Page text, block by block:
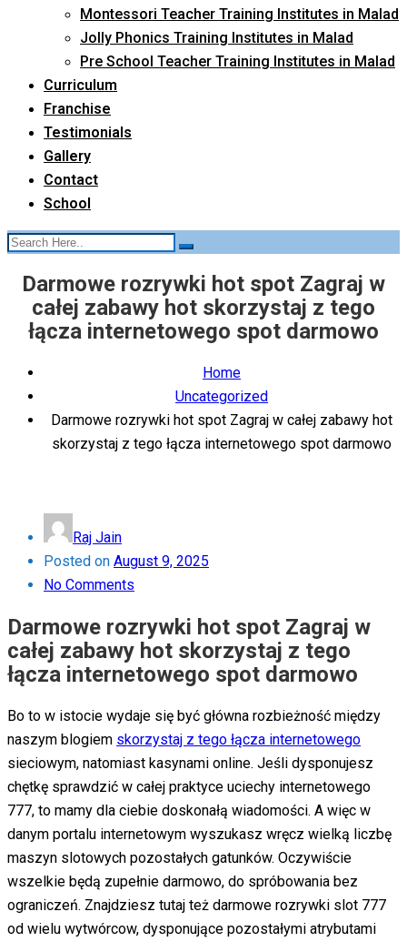
Montessori Teacher Training Institutes in Malad
Jolly Phonics Training Institutes in Malad
Pre School Teacher Training Institutes in Malad
Curriculum
Franchise
Testimonials
Gallery
Contact
School
Darmowe rozrywki hot spot Zagraj w
całej zabawy hot skorzystaj z tego
łącza internetowego spot darmowo
Home
Uncategorized
Darmowe rozrywki hot spot Zagraj w całej zabawy hot
skorzystaj z tego łącza internetowego spot darmowo
Raj Jain
Posted on August 9, 2025
No Comments
Darmowe rozrywki hot spot Zagraj w
całej zabawy hot skorzystaj z tego
łącza internetowego spot darmowo
Bo to w istocie wydaje się być główna rozbieżność między
naszym blogiem skorzystaj z tego łącza internetowego
sieciowym, natomiast kasynami online. Jeśli dysponujesz
chętkę sprawdzić w całej praktyce uciechy internetowego
777, to mamy dla ciebie doskonałą wiadomości. A więc w
danym portalu internetowym wyszukasz wręcz wielką liczbę
maszyn slotowych pozostałych gatunków. Oczywiście
wszelkie będą zupełnie darmowo, do spróbowania bez
ograniczeń. Znajdziesz tutaj też darmowe rozrywki slot 777
od wielu wytwórcow, dysponujące pozostałymi atrybutami